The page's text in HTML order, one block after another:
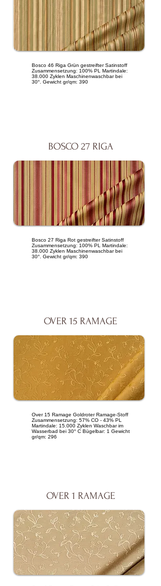
Bosco 46 Riga Grün gestreifter Satinstoff
Zusammensetzung: 100% PL Martindale:
38.000 Zyklen Maschinenwaschbar bei
30°. Gewicht gr/qm: 390
BOSCO 27 RIGA
Bosco 27 Riga Rot gestreifter Satinstoff
Zusammensetzung: 100% PL Martindale:
38.000 Zyklen Maschinenwaschbar bei
30°. Gewicht gr/qm: 390
OVER 15 RAMAGE
Over 15 Ramage Goldroter Ramage-Stoff
Zusammensetzung: 57% CO - 43% PL
Martindale: 15.000 Zyklen Waschbar im
Wasserbad bei 30° C Bügelbar: 1 Gewicht
gr/qm: 296
OVER 1 RAMAGE